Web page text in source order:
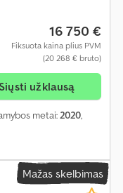
16 750 €
Fiksuota kaina plius PVM
(20 268 € bruto)
užklausą
metai: 2020,
Mažas skelbimas